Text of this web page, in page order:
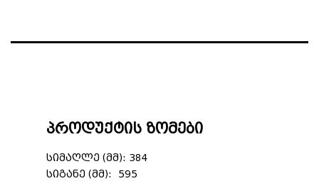
პროდუქტის ზომები
სიმაღლე (მმ): 384
სიგანე (მმ): 595